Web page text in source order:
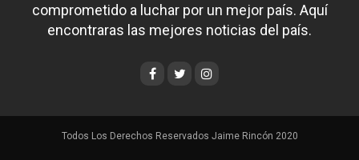
comprometido a luchar por un mejor país. Aquí
encontraras las mejores noticias del país.
Todos Los Derechos Reservados Jaime Rincón 2020